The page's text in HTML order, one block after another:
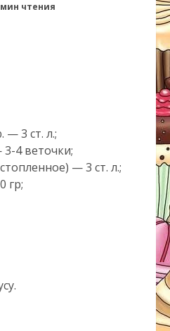
чтения
— 3 ст. л.;
4 веточки;
— 3 ст. л.;
гр;